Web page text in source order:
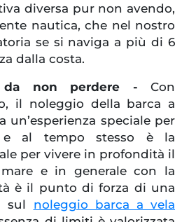
diversa pur non avendo,
nautica, che nel nostro
se si naviga a più di 6
dalla costa.
da non perdere - Con
il noleggio della barca a
un’esperienza speciale per
e al tempo stesso è la
per vivere in profondità il
e in generale con la
è il punto di forza di una
sul noleggio barca a vela